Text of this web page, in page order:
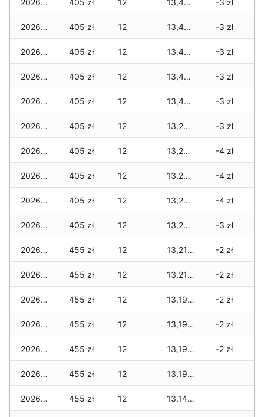
2026-03-17 405 zł 12 13,400 zł -3 zł
2026-03-16 405 zł 12 13,400 zł -3 zł
2026-03-15 405 zł 12 13,400 zł -3 zł
2026-03-14 405 zł 12 13,400 zł -3 zł
2026-03-13 405 zł 12 13,400 zł -3 zł
2026-03-12 405 zł 12 13,275 zł -3 zł
2026-03-11 405 zł 12 13,275 zł -4 zł
2026-03-10 405 zł 12 13,275 zł -4 zł
2026-03-09 405 zł 12 13,275 zł -4 zł
2026-03-08 405 zł 12 13,275 zł -3 zł
2026-03-07 455 zł 12 13,215 zł -2 zł
2026-03-06 455 zł 12 13,215 zł -2 zł
2026-03-05 455 zł 12 13,190 zł -2 zł
2026-03-04 455 zł 12 13,190 zł -2 zł
2026-03-03 455 zł 12 13,190 zł -2 zł
2026-03-02 455 zł 12 13,190 zł
2026-03-01 455 zł 12 13,140 zł